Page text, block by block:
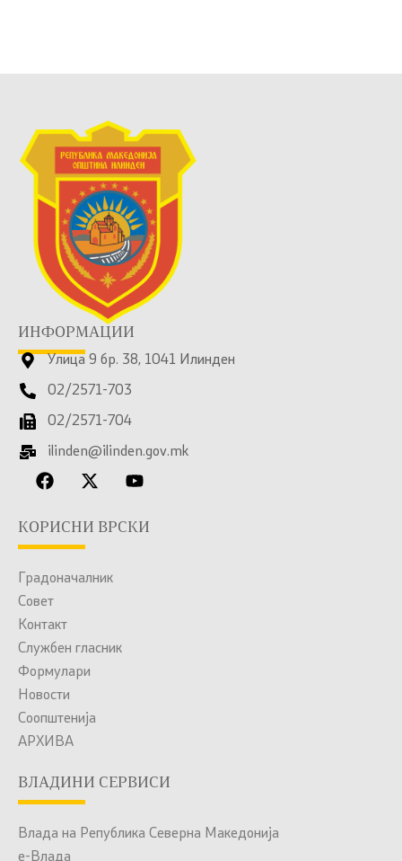
ИНФОРМАЦИИ
Улица 9 бр. 38, 1041 Илинден
02/2571-703
02/2571-704
ilinden@ilinden.gov.mk
КОРИСНИ ВРСКИ
Градоначалник
Совет
Контакт
Службен гласник
Формулари
Новости
Соопштенија
АРХИВА
ВЛАДИНИ СЕРВИСИ
Влада на Република Северна Македонија
е-Влада